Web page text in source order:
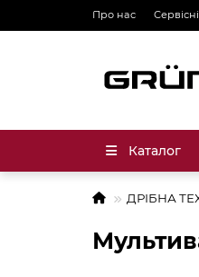
Про нас
Каталог
ДРІБНА